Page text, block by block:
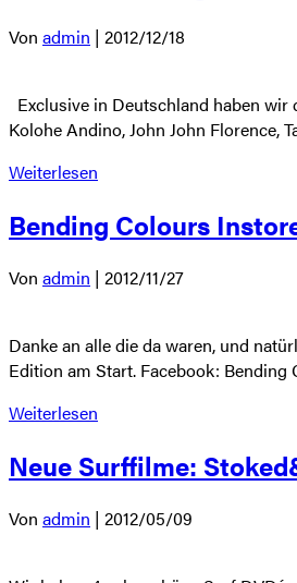
Von admin | 2012/12/18
Exclusive in Deutschland haben wir
Kolohe Andino, John John Florence,
Weiterlesen
Bending Colours
Von admin | 2012/11/27
Danke an alle die da waren, und
Edition am Start. Facebook:
Weiterlesen
Neue Surffilme:
Von admin | 2012/05/09